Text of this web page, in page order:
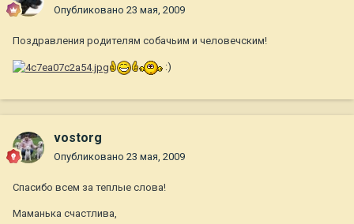
Опубликовано 23 мая, 2009
Поздравления родителям собачьим и человечским!
:)
vostorg
Опубликовано 23 мая, 2009
Спасибо всем за теплые слова!
Маманька счастлива,